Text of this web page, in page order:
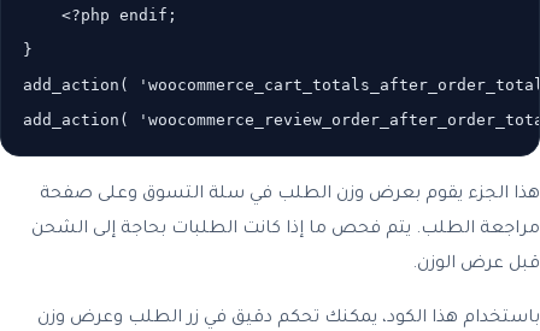
    <?php endif;
}
add_action(
هذا الجزء يقوم بعرض وزن الطلب في سلة التسوق وعلى صفحة
مراجعة الطلب. يتم فحص ما إذا كانت الطلبات بحاجة إلى الشحن
قبل عرض الوزن.
باستخدام هذا الكود، يمكنك تحكم دقيق في زر الطلب وعرض وزن